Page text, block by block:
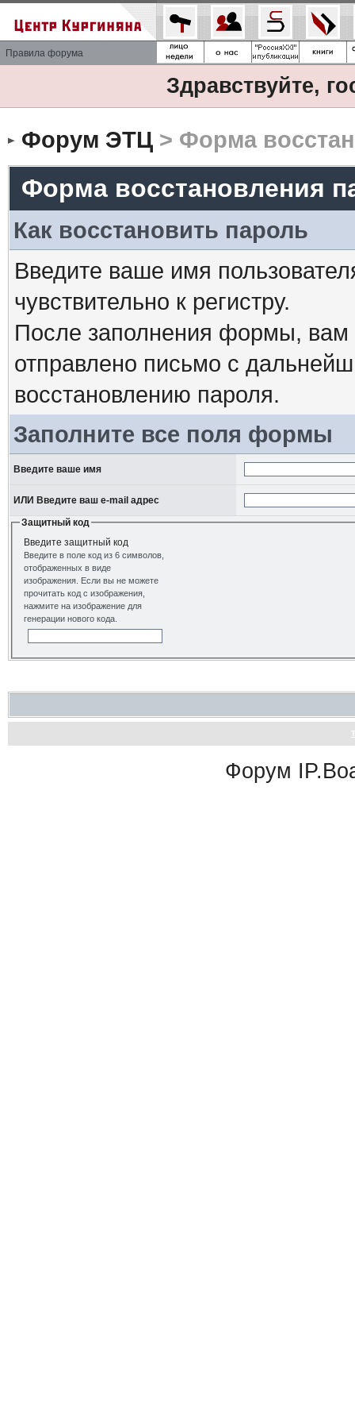
Правила форума
Здравствуйте,
Форум ЭТЦ> Форма
Форма восстановления
Как восстановить пароль
Введите ваше имя
чувствительно к регистру.
После заполнения формы, вам
отправлено письмо с
восстановлению пароля.
Заполните все поля формы
Введите ваше имя
ИЛИ Введите ваш e-mail адрес
Защитный код
Введите защитный код
Введите в поле код из 6 символов,
отображенных в виде
изображения. Если вы не можете
прочитать код с изображения,
нажмите на изображение для
генерации нового кода.
Форум